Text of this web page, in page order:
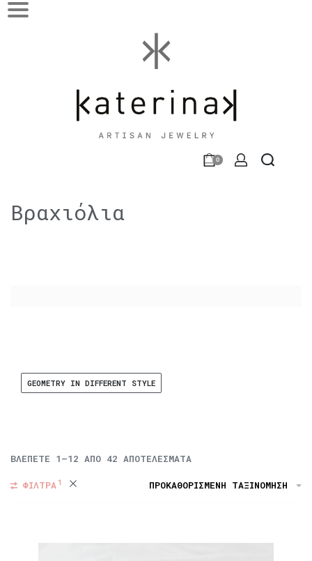
0
Βραχιόλια
GEOMETRY IN DIFFERENT STYLE
ΒΛΈΠΕΤΕ 1–12 ΑΠΌ 42 ΑΠΟΤΕΛΈΣΜΑΤΑ
ΦΙΛΤΡΑ ΠΡΟΚΑΘΟΡΙΣΜΈΝΗ ΤΑΞΙΝΌΜΗΣΗ